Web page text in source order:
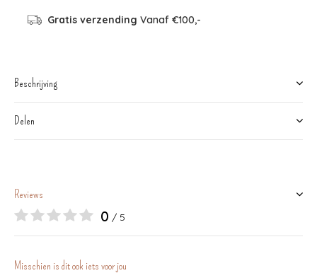
Gratis verzending Vanaf €100,-
Beschrijving
Delen
Reviews
0 / 5
Misschien is dit ook iets voor jou